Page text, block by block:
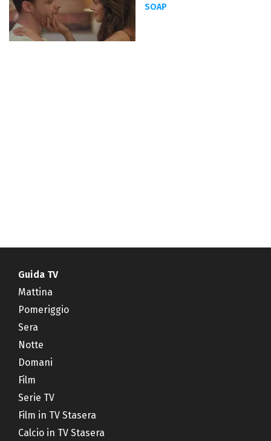
SOAP
Guida TV
Mattina
Pomeriggio
Sera
Notte
Domani
Film
Serie TV
Film in TV Stasera
Calcio in TV Stasera